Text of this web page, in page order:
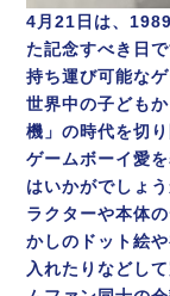
4月21日は、
た記念すべき日
持ち運び可能な
世界中の子ども
機」の時代を切
ゲームボーイ愛
はいかがでしょ
ラクターや本体
かしのドット絵
入れたりなどし